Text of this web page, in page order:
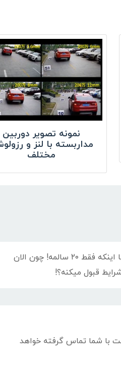
نمونه تصویر دوربین
مداربسته با لنز و
مختلف
سلام، من ۳ ساله که نصاب دوربین مداربسته هستم، حتی شاگردم دارم، با اینکه فقط ۲۰ سالمه! چون الان
قبول میکنه؟!
با شما تماس گرفته خواهد